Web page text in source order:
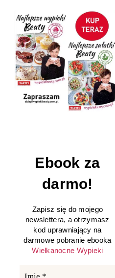
Ebook za
darmo!
Zapisz się do mojego
newslettera, a otrzymasz
kod uprawniający na
darmowe pobranie ebooka
Wielkanocne Wypieki